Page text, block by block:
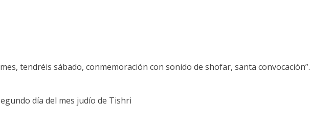
tendréis sábado, conmemoración con sonido de shofar, santa convocación”.
día del mes judío de Tishri